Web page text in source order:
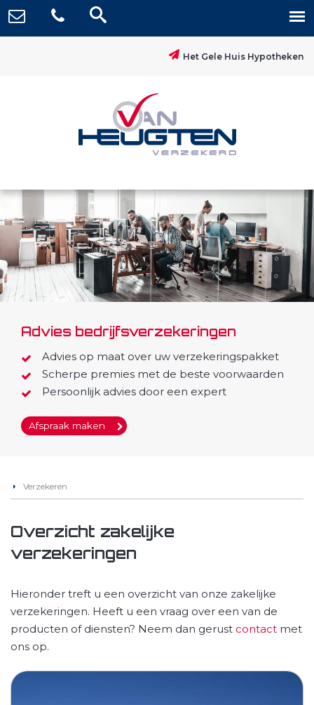
Het Gele Huis Hypotheken
Advies bedrijfsverzekeringen
Advies op maat over uw verzekeringspakket
Scherpe premies met de beste voorwaarden
Persoonlijk advies door een expert
Afspraak maken
Verzekeren
Overzicht zakelijke
verzekeringen
Hieronder treft u een overzicht van onze zakelijke
verzekeringen. Heeft u een vraag over een van de
producten of diensten? Neem dan gerust contact met
ons op.